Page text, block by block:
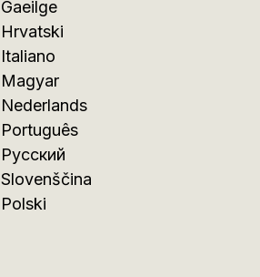
Gaeilge
Hrvatski
Italiano
Magyar
Nederlands
Português
Русский
Slovenščina
Polski